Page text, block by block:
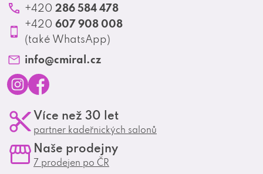
Ochrana osobních údajů
Produktové katalogy
Profesionální spolupráce
Matrix Club
+420 286 584 478
+420 607 908 008
(také WhatsApp)
info@cmiral.cz
n
s
a
e
Více než 30 let
partner kadeřnických salonů
Naše prodejny
7 prodejen po ČR